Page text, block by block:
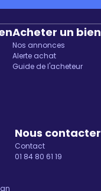
Acheter un bien
Nos annonces
Alerte achat
Guide de l'acheteur
Nous contacter
Contact
01 84 80 61 19